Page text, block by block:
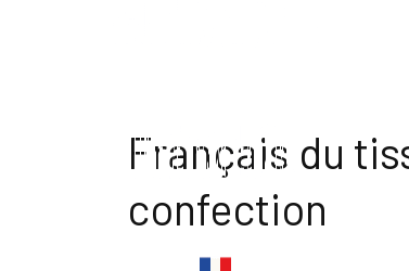
Français du
confection